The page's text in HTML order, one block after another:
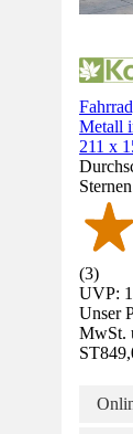
Metall
211 x
(3)
UVP:
Unser
MwSt.
ST